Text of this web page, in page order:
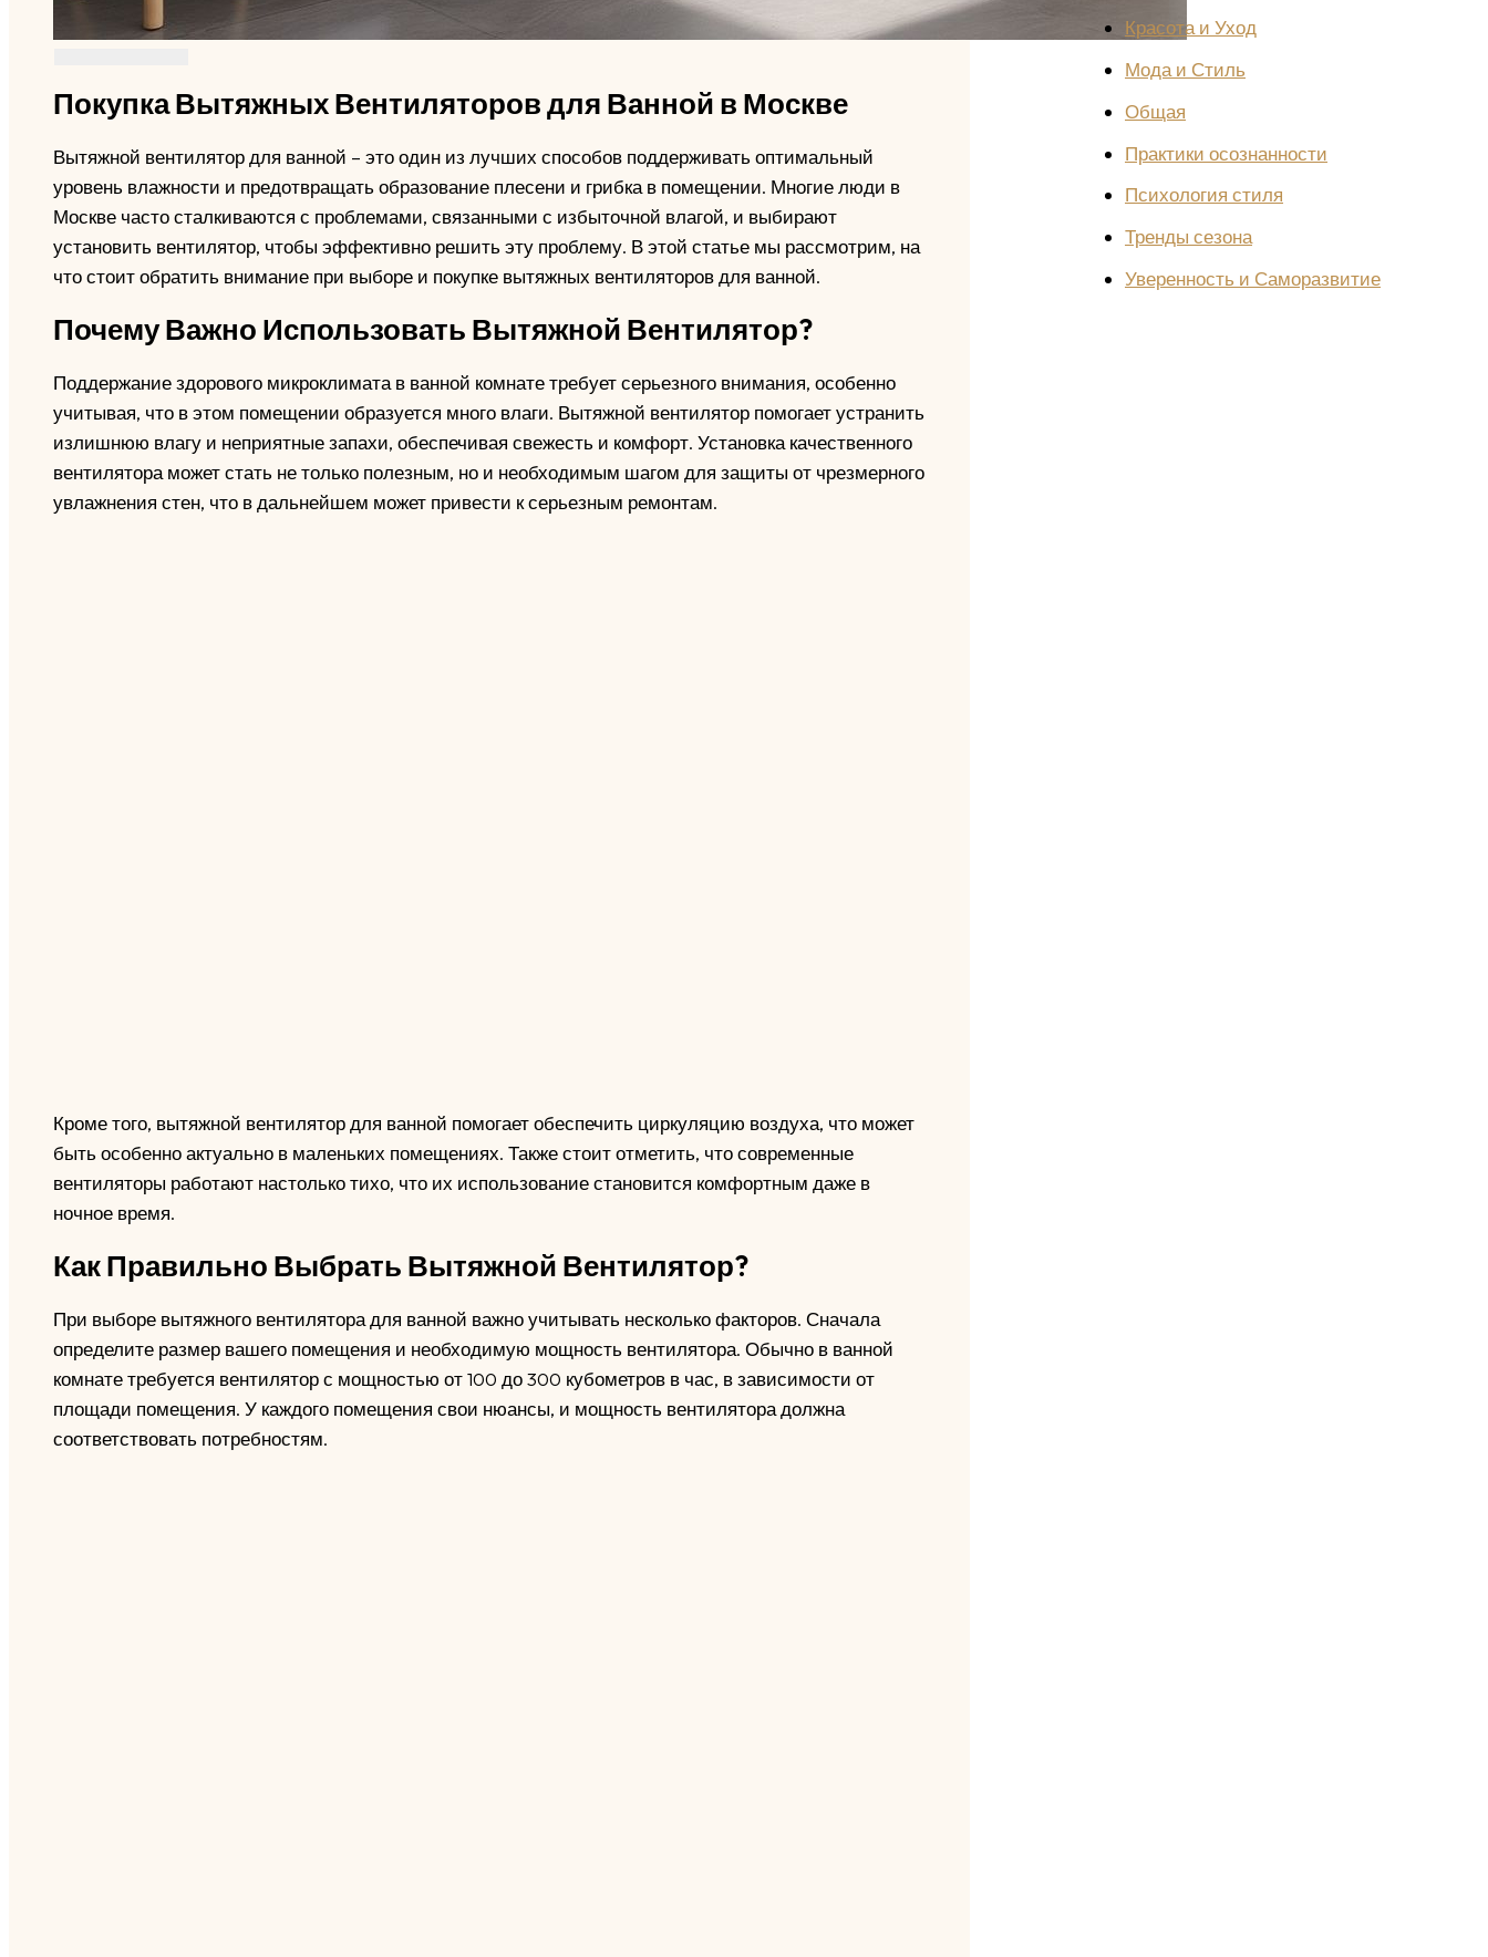
Покупка Вытяжных Вентиляторов для Ванной в Москве
Вытяжной вентилятор для ванной – это один из лучших способов поддерживать оптимальный
уровень влажности и предотвращать образование плесени и грибка в помещении. Многие люди в
Москве часто сталкиваются с проблемами, связанными с избыточной влагой, и выбирают
установить вентилятор, чтобы эффективно решить эту проблему. В этой статье мы рассмотрим, на
что стоит обратить внимание при выборе и покупке вытяжных вентиляторов для ванной.
Почему Важно Использовать Вытяжной Вентилятор?
Поддержание здорового микроклимата в ванной комнате требует серьезного внимания, особенно
учитывая, что в этом помещении образуется много влаги. Вытяжной вентилятор помогает устранить
излишнюю влагу и неприятные запахи, обеспечивая свежесть и комфорт. Установка качественного
вентилятора может стать не только полезным, но и необходимым шагом для защиты от чрезмерного
увлажнения стен, что в дальнейшем может привести к серьезным ремонтам.
Кроме того, вытяжной вентилятор для ванной помогает обеспечить циркуляцию воздуха, что может
быть особенно актуально в маленьких помещениях. Также стоит отметить, что современные
вентиляторы работают настолько тихо, что их использование становится комфортным даже в
ночное время.
Как Правильно Выбрать Вытяжной Вентилятор?
При выборе вытяжного вентилятора для ванной важно учитывать несколько факторов. Сначала
определите размер вашего помещения и необходимую мощность вентилятора. Обычно в ванной
комнате требуется вентилятор с мощностью от 100 до 300 кубометров в час, в зависимости от
площади помещения. У каждого помещения свои нюансы, и мощность вентилятора должна
соответствовать потребностям.
Красота и Уход
Мода и Стиль
Общая
Практики осознанности
Психология стиля
Тренды сезона
Уверенность и Саморазвитие